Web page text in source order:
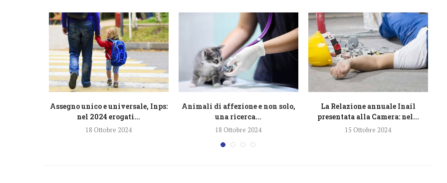
Assegno unico e universale, Inps:
nel 2024 erogati...
18 Ottobre 2024
Animali di affezione e non solo,
una ricerca...
18 Ottobre 2024
La Relazione annuale Inail
presentata alla Camera: nel...
15 Ottobre 2024